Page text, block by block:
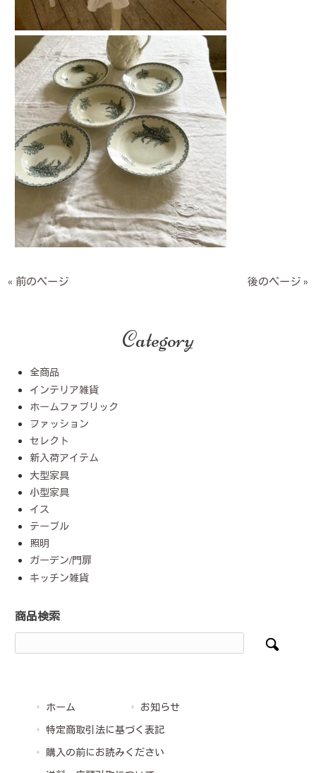
« 前のページ 後のページ »
Category
全商品
インテリア雑貨
ホームファブリック
ファッション
セレクト
新入荷アイテム
大型家具
小型家具
イス
テーブル
照明
ガーデン/門扉
キッチン雑貨
商品検索
ホーム
お知らせ
特定商取引法に基づく表記
購入の前にお読みください